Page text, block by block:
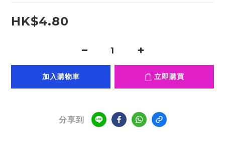
HK$4.80
加入購物車 立即購買
分享到